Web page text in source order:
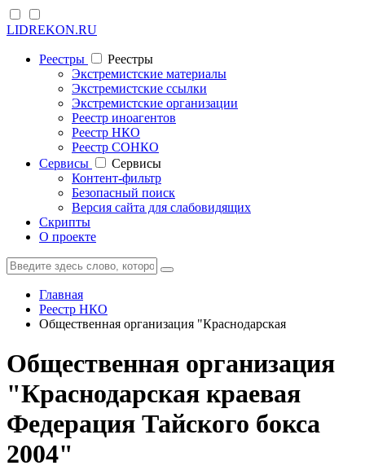
LIDREKON.RU
Реестры
Реестры
Экстремистские материалы
Экстремистские ссылки
Экстремистские организации
Реестр иноагентов
Реестр НКО
Реестр СОНКО
Cервисы
Cервисы
Контент-фильтр
Безопасный поиск
Версия сайта для слабовидящих
Скрипты
О проекте
Главная
Реестр НКО
Общественная организация "Краснодарская
Общественная организация
"Краснодарская краевая
Федерация Тайского бокса
2004"